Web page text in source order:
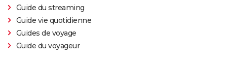
Guide du streaming
Guide vie quotidienne
Guides de voyage
Guide du voyageur